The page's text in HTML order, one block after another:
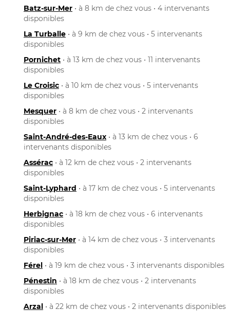
Batz-sur-Mer • à 8 km de chez vous • 4 intervenants
disponibles
La Turballe • à 9 km de chez vous • 5 intervenants
disponibles
Pornichet • à 13 km de chez vous • 11 intervenants
disponibles
Le Croisic • à 10 km de chez vous • 5 intervenants
disponibles
Mesquer • à 8 km de chez vous • 2 intervenants
disponibles
Saint-André-des-Eaux • à 13 km de chez vous • 6
intervenants disponibles
Assérac • à 12 km de chez vous • 2 intervenants
disponibles
Saint-Lyphard • à 17 km de chez vous • 5 intervenants
disponibles
Herbignac • à 18 km de chez vous • 6 intervenants
disponibles
Piriac-sur-Mer • à 14 km de chez vous • 3 intervenants
disponibles
Férel • à 19 km de chez vous • 3 intervenants disponibles
Pénestin • à 18 km de chez vous • 2 intervenants
disponibles
Arzal • à 22 km de chez vous • 2 intervenants disponibles